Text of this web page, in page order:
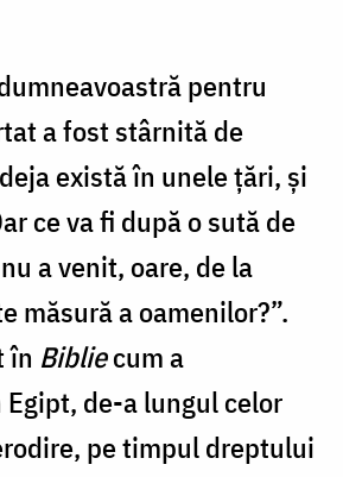
pentru
a fost stârnită de
există în unele ţări, şi
ce va fi după o sută de
a venit, oare, de la
măsură a oamenilor?”.
în Bibliecum a
de-a lungul celor
pe timpul dreptului